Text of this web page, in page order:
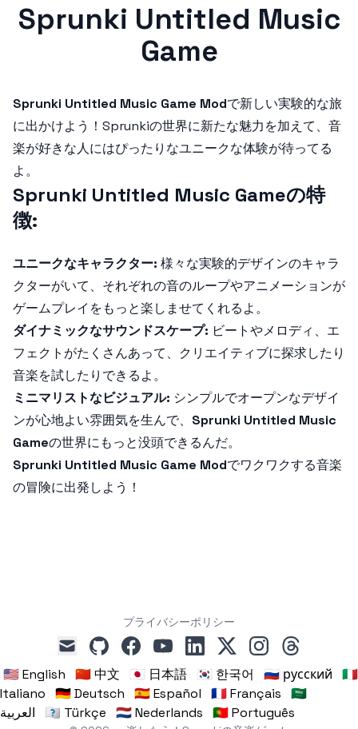
Sprunki Untitled Music
Game
Sprunki Untitled Music Game Modで新しい実験的な旅
に出かけよう！Sprunkiの世界に新たな魅力を加えて、音
楽が好きな人にはぴったりなユニークな体験が待ってる
よ。
Sprunki Untitled Music Gameの特
徴:
ユニークなキャラクター: 様々な実験的デザインのキャラ
クターがいて、それぞれの音のループやアニメーションが
ゲームプレイをもっと楽しませてくれるよ。
ダイナミックなサウンドスケープ: ビートやメロディ、エ
フェクトがたくさんあって、クリエイティブに探求したり
音楽を試したりできるよ。
ミニマリストなビジュアル: シンプルでオープンなデザイ
ンが心地よい雰囲気を生んで、 Sprunki Untitled Music
Gameの世界にもっと没頭できるんだ。
Sprunki Untitled Music Game Modでワクワクする音楽
の冒険に出発しよう！
プライバシーポリシー
mail
githubfacebookyoutubelinkedin
x instagramthreads
🇺🇸 English 🇨🇳 中文 🇯🇵 日本語 🇰🇷 한국어 🇷🇺 русский
🇮🇹
Italiano
🇩🇪 Deutsch 🇪🇸 Español 🇫🇷 Français
🇸🇦
العربية
🇹🇷 Türkçe 🇳🇱 Nederlands 🇵🇹 Português